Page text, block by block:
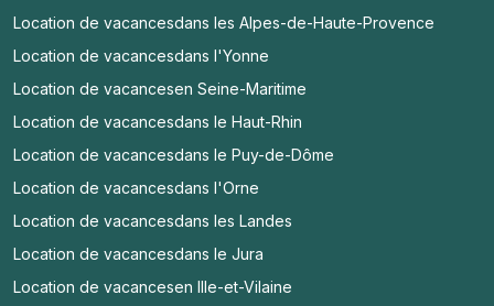
Location de vacancesdans les Alpes-de-Haute-Provence
Location de vacancesdans l'Yonne
Location de vacancesen Seine-Maritime
Location de vacancesdans le Haut-Rhin
Location de vacancesdans le Puy-de-Dôme
Location de vacancesdans l'Orne
Location de vacancesdans les Landes
Location de vacancesdans le Jura
Location de vacancesen Ille-et-Vilaine